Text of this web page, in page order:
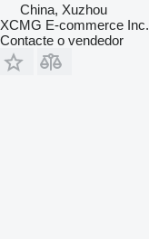
China, Xuzhou
XCMG E-commerce Inc.
Contacte o vendedor